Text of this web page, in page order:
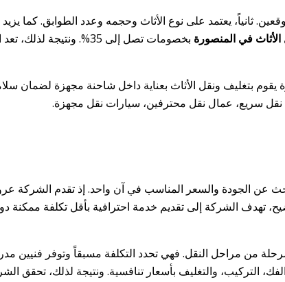
ثانياً، يعتمد على نوع الأثاث وحجمه وعدد الطوابق. كما
في المنصورة
بخصومات تصل إلى 35%.
سريع، عمال نقل محترفين، سيارات نقل مجهزة.
عن الجودة والسعر المناسب في آن واحد. إذ تقدم الشركة
تهدف الشركة إلى تقديم خدمة احترافية بأقل تكلفة ممكنة
من مراحل النقل. فهي تحدد التكلفة مسبقاً وتوفر فنيين
تشمل الفك، التركيب، والتغليف بأسعار تنافسية. ونتيجة لذلك،